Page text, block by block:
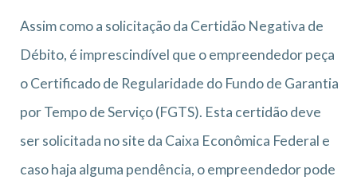
Assim como a solicitação da Certidão Negativa de
Débito, é imprescindível que o empreendedor peça
o Certificado de Regularidade do Fundo de Garantia
por Tempo de Serviço (FGTS). Esta certidão deve
ser solicitada no site da Caixa Econômica Federal e
caso haja alguma pendência, o empreendedor pode